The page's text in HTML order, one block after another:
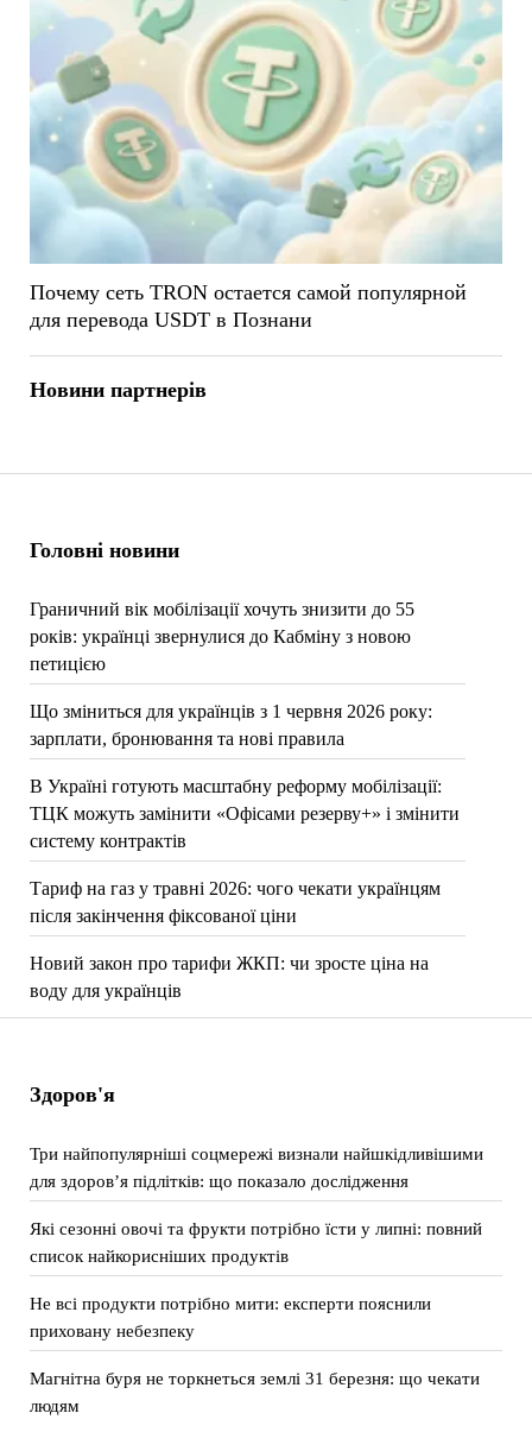
Головні новини
Граничний вік мобілізації хочуть знизити до 55
років: українці звернулися до Кабміну з новою
петицією
Що зміниться для українців з 1 червня 2026 року:
зарплати, бронювання та нові правила
В Україні готують масштабну реформу мобілізації:
ТЦК можуть замінити «Офісами резерву+» і змінити
систему контрактів
Тариф на газ у травні 2026: чого чекати українцям
після закінчення фіксованої ціни
Новий закон про тарифи ЖКП: чи зросте ціна на
воду для українців
Почему сеть TRON остается самой популярной
для перевода USDT в Познани
Новини партнерів
Здоров'я
Три найпопулярніші соцмережі визнали найшкідливішими
для здоров’я підлітків: що показало дослідження
Які сезонні овочі та фрукти потрібно їсти у липні: повний
список найкорисніших продуктів
Не всі продукти потрібно мити: експерти пояснили
приховану небезпеку
Магнітна буря не торкнеться землі 31 березня: що чекати
людям